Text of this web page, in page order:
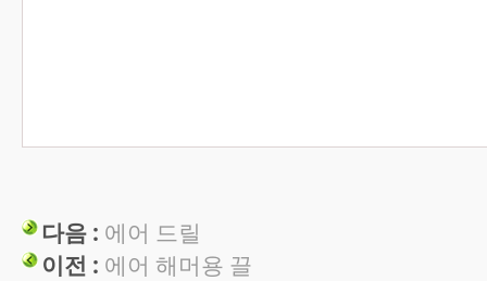
다음 : 에어 드릴
이전 : 에어 해머용 끌